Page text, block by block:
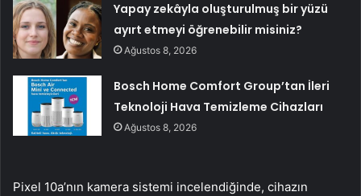
Yapay zekâyla oluşturulmuş bir yüzü
ayırt etmeyi öğrenebilir misiniz?
Ağustos 8, 2026
Bosch Home Comfort Group’tan İleri
Teknoloji Hava Temizleme Cihazları
Ağustos 8, 2026
Pixel 10a’nın kamera sistemi incelendiğinde, cihazın